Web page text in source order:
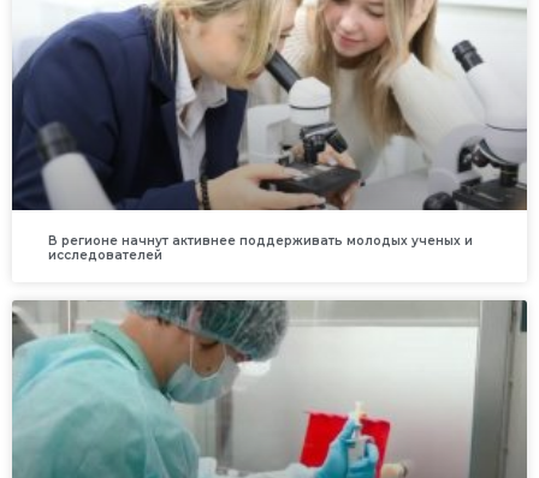
В регионе начнут активнее поддерживать молодых ученых и
исследователей